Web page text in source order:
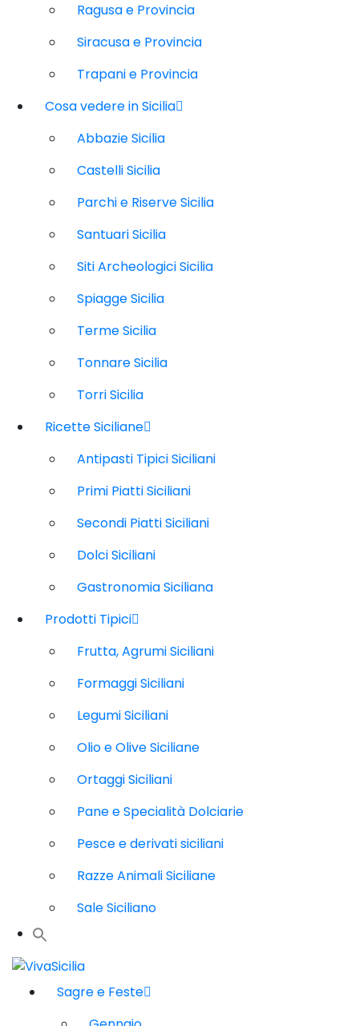
Ragusa e Provincia
Siracusa e Provincia
Trapani e Provincia
Cosa vedere in Sicilia
Abbazie Sicilia
Castelli Sicilia
Parchi e Riserve Sicilia
Santuari Sicilia
Siti Archeologici Sicilia
Spiagge Sicilia
Terme Sicilia
Tonnare Sicilia
Torri Sicilia
Ricette Siciliane
Antipasti Tipici Siciliani
Primi Piatti Siciliani
Secondi Piatti Siciliani
Dolci Siciliani
Gastronomia Siciliana
Prodotti Tipici
Frutta, Agrumi Siciliani
Formaggi Siciliani
Legumi Siciliani
Olio e Olive Siciliane
Ortaggi Siciliani
Pane e Specialità Dolciarie
Pesce e derivati siciliani
Razze Animali Siciliane
Sale Siciliano
Sagre e Feste